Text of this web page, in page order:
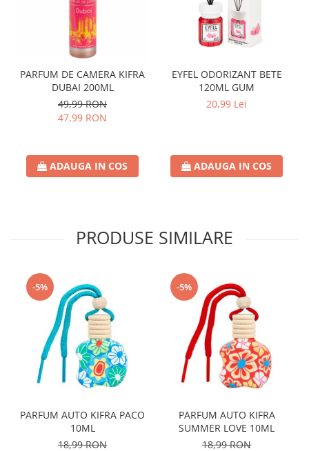
PARFUM DE CAMERA KIFRA
DUBAI 200ML
49,99 RON
47,99 RON
ADAUGA IN COS
EYFEL ODORIZANT BETE
120ML GUM
20,99 Lei
ADAUGA IN COS
PRODUSE SIMILARE
-5%
PARFUM AUTO KIFRA PACO
10ML
18,99 RON
-5%
PARFUM AUTO KIFRA
SUMMER LOVE 10ML
18,99 RON